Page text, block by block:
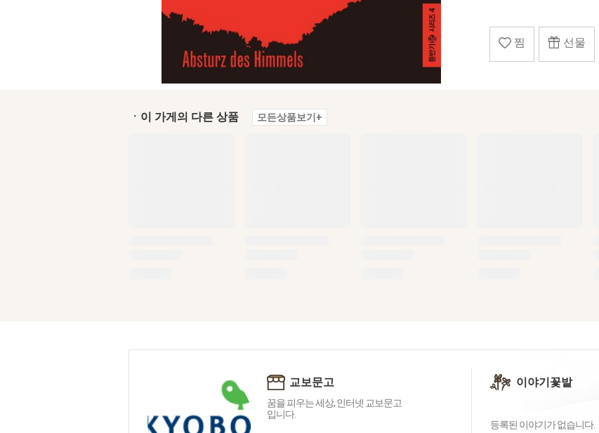
찜 선물
ㆍ이 가게의 다른 상품 모든상품보기+
교보문고
꿈을 피우는 세상, 인터넷 교보문고
입니다.
이야기꽃밭
등록된 이야기가 없습니다.